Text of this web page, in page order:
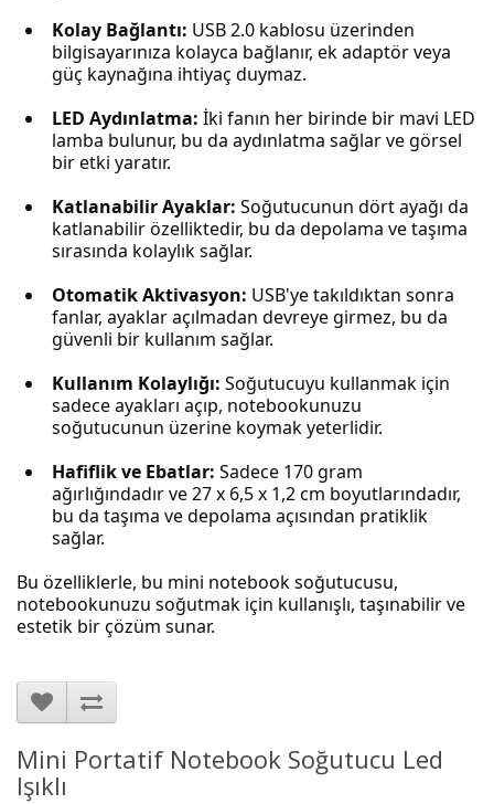
Kolay Bağlantı: USB 2.0 kablosu üzerinden
bilgisayarınıza kolayca bağlanır, ek adaptör veya
güç kaynağına ihtiyaç duymaz.
LED Aydınlatma: İki fanın her birinde bir mavi LED
lamba bulunur, bu da aydınlatma sağlar ve görsel
bir etki yaratır.
Katlanabilir Ayaklar: Soğutucunun dört ayağı da
katlanabilir özelliktedir, bu da depolama ve taşıma
sırasında kolaylık sağlar.
Otomatik Aktivasyon: USB'ye takıldıktan sonra
fanlar, ayaklar açılmadan devreye girmez, bu da
güvenli bir kullanım sağlar.
Kullanım Kolaylığı: Soğutucuyu kullanmak için
sadece ayakları açıp, notebookunuzu
soğutucunun üzerine koymak yeterlidir.
Hafiflik ve Ebatlar: Sadece 170 gram
ağırlığındadır ve 27 x 6,5 x 1,2 cm boyutlarındadır,
bu da taşıma ve depolama açısından pratiklik
sağlar.
Bu özelliklerle, bu mini notebook soğutucusu,
notebookunuzu soğutmak için kullanışlı, taşınabilir ve
estetik bir çözüm sunar.
Mini Portatif Notebook Soğutucu Led
Işıklı